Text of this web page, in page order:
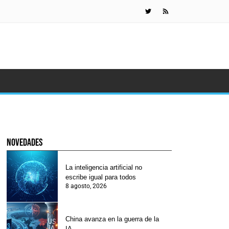
novedades
La inteligencia artificial no
escribe igual para todos
8 agosto, 2026
China avanza en la guerra de la